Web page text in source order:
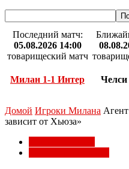
Последний матч:
05.08.2026 14:00
товарищеский матч
Милан 1-1 Интер
Домой Игроки Милана
зависит от Хьюза»